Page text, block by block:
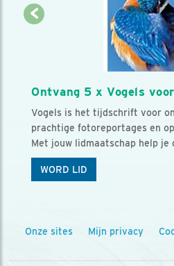
Ontvang 5 x Vogels
Vogels is het tijdschrift voor
prachtige fotoreportages en
Met jouw lidmaatschap help je
WORD LID
Onze sites Mijn privacy